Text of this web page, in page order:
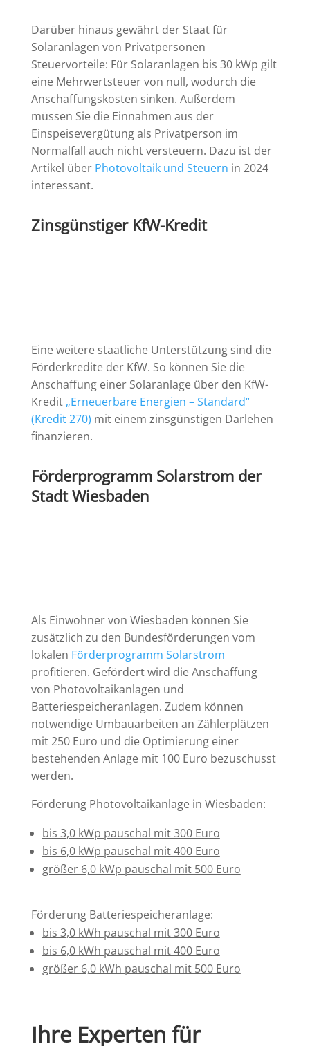
Darüber hinaus gewährt der Staat für
Solaranlagen von Privatpersonen
Steuervorteile: Für Solaranlagen bis 30 kWp gilt
eine Mehrwertsteuer von null, wodurch die
Anschaffungskosten sinken. Außerdem
müssen Sie die Einnahmen aus der
Einspeisevergütung als Privatperson im
Normalfall auch nicht versteuern. Dazu ist der
Artikel über Photovoltaik und Steuern in 2024
interessant.
Zinsgünstiger KfW-Kredit
Eine weitere staatliche Unterstützung sind die
Förderkredite der KfW. So können Sie die
Anschaffung einer Solaranlage über den KfW-
Kredit „Erneuerbare Energien – Standard“
(Kredit 270) mit einem zinsgünstigen Darlehen
finanzieren.
Förderprogramm Solarstrom der
Stadt Wiesbaden
Als Einwohner von Wiesbaden können Sie
zusätzlich zu den Bundesförderungen vom
lokalen Förderprogramm Solarstrom
profitieren. Gefördert wird die Anschaffung
von Photovoltaikanlagen und
Batteriespeicheranlagen. Zudem können
notwendige Umbauarbeiten an Zählerplätzen
mit 250 Euro und die Optimierung einer
bestehenden Anlage mit 100 Euro bezuschusst
werden.
Förderung Photovoltaikanlage in Wiesbaden:
bis 3,0 kWp pauschal mit 300 Euro
bis 6,0 kWp pauschal mit 400 Euro
größer 6,0 kWp pauschal mit 500 Euro
Förderung Batteriespeicheranlage:
bis 3,0 kWh pauschal mit 300 Euro
bis 6,0 kWh pauschal mit 400 Euro
größer 6,0 kWh pauschal mit 500 Euro
Ihre Experten für